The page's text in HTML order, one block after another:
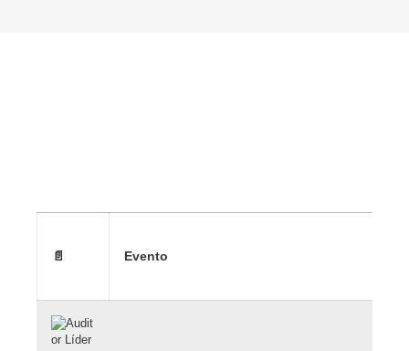
📄 Evento